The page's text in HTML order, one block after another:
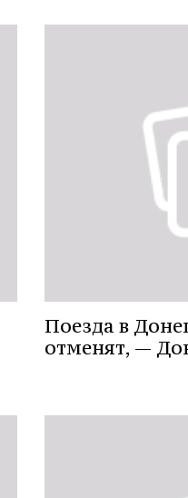
Поезда в
отменят, —